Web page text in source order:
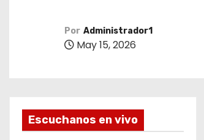
Por Administrador1
May 15, 2026
Escuchanos en vivo